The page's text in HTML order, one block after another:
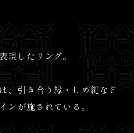
現したリング。
、引き合う縁・しめ縄など
ンが施されている。